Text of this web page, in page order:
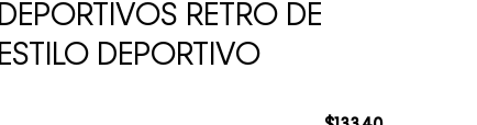
DEPORTIVOS RETRO DE
ESTILO DEPORTIVO